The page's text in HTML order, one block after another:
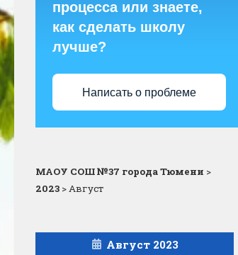
процесса или знаете,
как сделать школу
лучше?
Написать о проблеме
МАОУ СОШ №37 города Тюмени >
2023 >Август
Август 2023